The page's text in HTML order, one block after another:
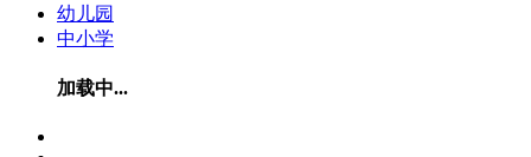
幼儿园
中小学
加载中...